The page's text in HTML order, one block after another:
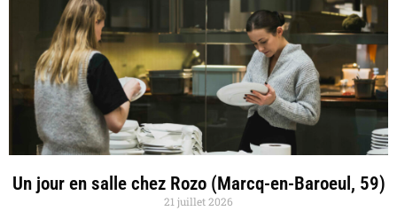
Un jour en salle chez Rozo (Marcq-en-Baroeul, 59)
21 juillet 2026